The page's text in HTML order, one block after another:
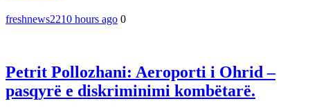
freshnews2210 hours ago 0
Petrit Pollozhani: Aeroporti i Ohrid –
pasqyrë e diskriminimi kombëtarë.